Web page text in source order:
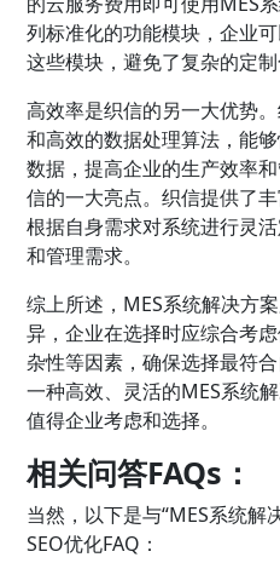
列标准化的功能模块，企业
这些模块，避免了复杂的定制
高效率是织信的另一大优势
和高效的数据处理算法，能
数据，提高企业的生产效率
信的一大亮点。织信提供了
根据自身需求对系统进行灵
和管理需求。
综上所述，MES系统解决方
异，企业在选择时应综合考
杂性等因素，确保选择最符
一种高效、灵活的MES系统
值得企业考虑和选择。
相关问答FAQs：
当然，以下是与“MES系统解
SEO优化FAQ：